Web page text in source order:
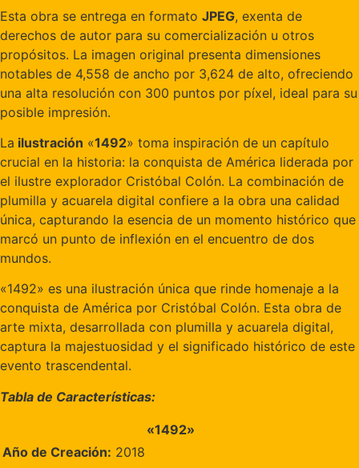
Esta obra se entrega en formato JPEG, exenta de
derechos de autor para su comercialización u otros
propósitos. La imagen original presenta dimensiones
notables de 4,558 de ancho por 3,624 de alto, ofreciendo
una alta resolución con 300 puntos por píxel, ideal para su
posible impresión.
La ilustración «1492» toma inspiración de un capítulo
crucial en la historia: la conquista de América liderada por
el ilustre explorador Cristóbal Colón. La combinación de
plumilla y acuarela digital confiere a la obra una calidad
única, capturando la esencia de un momento histórico que
marcó un punto de inflexión en el encuentro de dos
mundos.
«1492» es una ilustración única que rinde homenaje a la
conquista de América por Cristóbal Colón. Esta obra de
arte mixta, desarrollada con plumilla y acuarela digital,
captura la majestuosidad y el significado histórico de este
evento trascendental.
Tabla de Características:
«1492»
Año de Creación: 2018